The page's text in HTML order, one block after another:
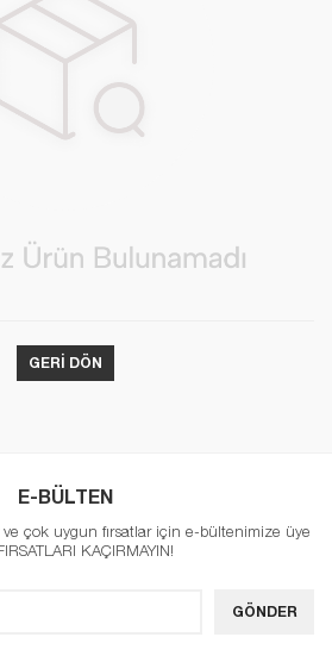
GERI DÖN
E-BÜLTEN
çok uygun fırsatlar için e-bültenimize üye
KAÇIRMAYIN!
GÖNDER